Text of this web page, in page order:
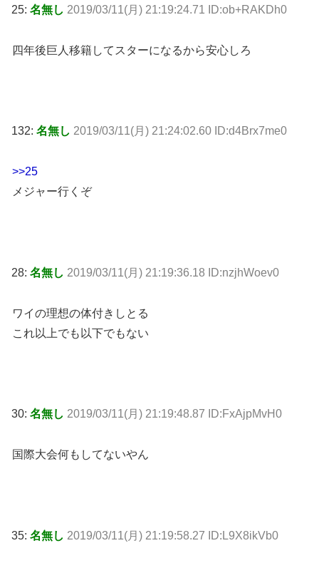
25: 名無し 2019/03/11(月) 21:19:24.71 ID:ob+RAKDh0
四年後巨人移籍してスターになるから安心しろ
132: 名無し 2019/03/11(月) 21:24:02.60 ID:d4Brx7me0
>>25
メジャー行くぞ
28: 名無し 2019/03/11(月) 21:19:36.18 ID:nzjhWoev0
ワイの理想の体付きしとる
これ以上でも以下でもない
30: 名無し 2019/03/11(月) 21:19:48.87 ID:FxAjpMvH0
国際大会何もしてないやん
35: 名無し 2019/03/11(月) 21:19:58.27 ID:L9X8ikVb0